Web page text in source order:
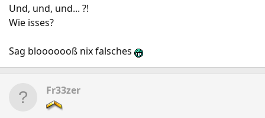
Und, und, und... ?!
Wie isses?
Sag blooooooß nix falsches
Fr33zer